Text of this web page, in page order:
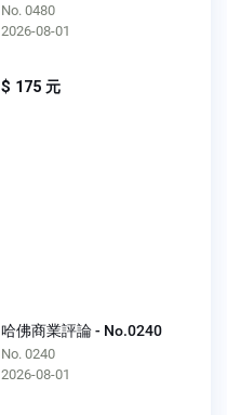
No. 0480
2026-08-01
$ 175 元
哈佛商業評論 - No.0240
No. 0240
2026-08-01